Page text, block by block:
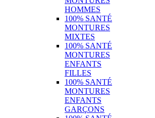
HOMMES
100% SANTÉ
MONTURES
MIXTES
100% SANTÉ
MONTURES
ENFANTS
FILLES
100% SANTÉ
MONTURES
ENFANTS
GARÇONS